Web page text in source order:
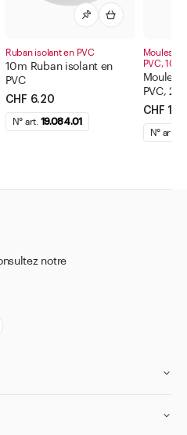
Ruban isolant en PVC
10m Ruban isolant en
PVC
CHF 6.20
N° art. 19.084.01
Moules à
PVC, 10/
Moules
PVC, 2g
CHF
N° art.
notre